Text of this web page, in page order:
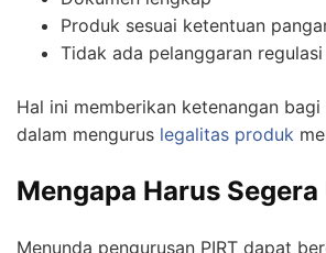
Produk sesuai ketentuan
Tidak ada pelanggaran regulasi
Hal ini memberikan ketenangan bagi
dalam mengurus legalitas produk
Mengapa Harus Segera
Menunda pengurusan PIRT dapat